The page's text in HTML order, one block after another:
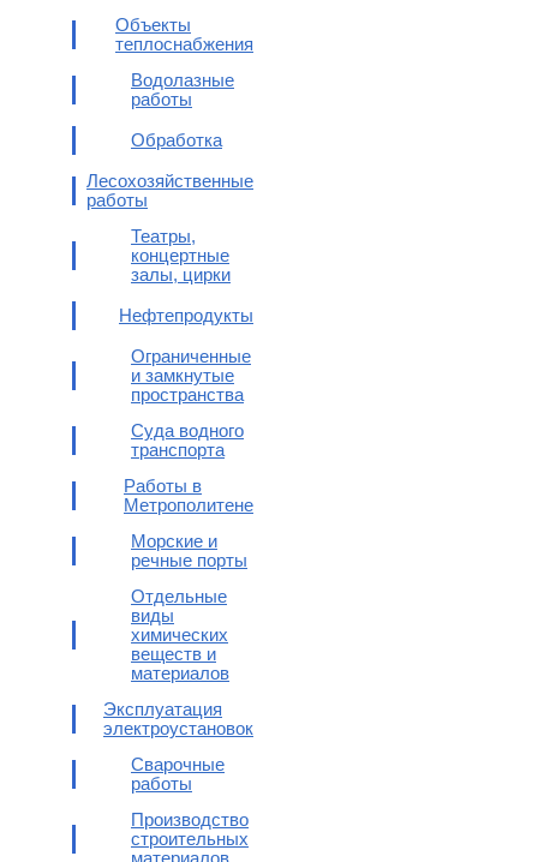
Объекты
теплоснабжения
Водолазные
работы
Обработка
Лесохозяйственные
работы
Театры,
концертные
залы, цирки
Нефтепродукты
Ограниченные
и замкнутые
пространства
Суда водного
транспорта
Работы в
Метрополитене
Морские и
речные порты
Отдельные
виды
химических
веществ и
материалов
Эксплуатация
электроустановок
Сварочные
работы
Производство
строительных